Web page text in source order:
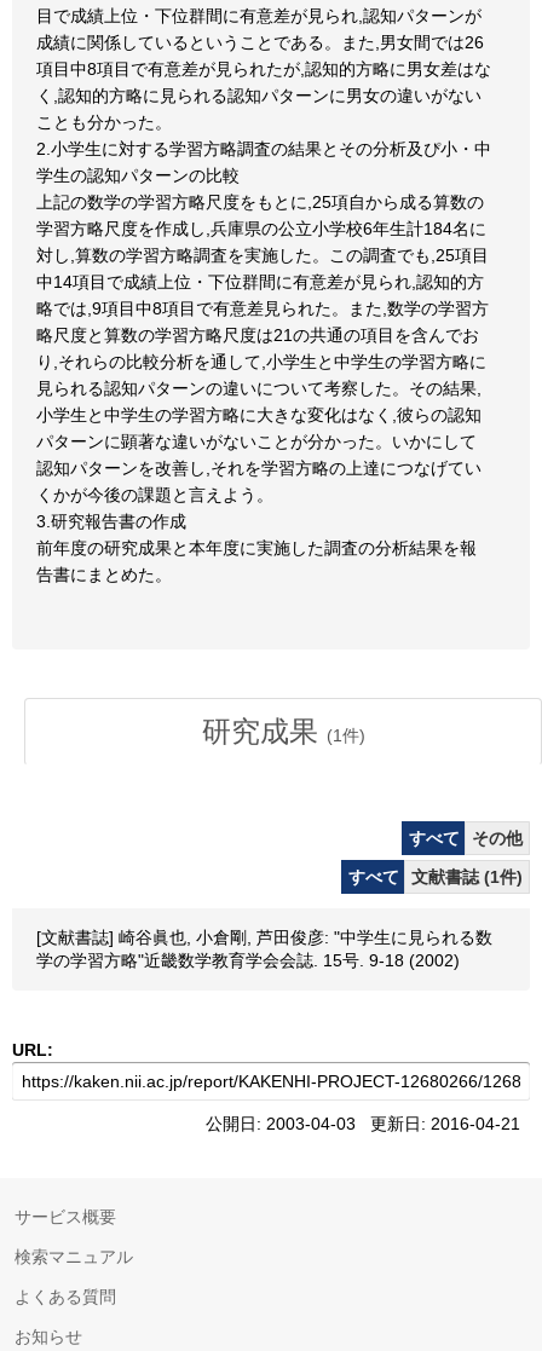
目で成績上位・下位群間に有意差が見られ,認知パターンが
成績に関係しているということである。また,男女間では26
項目中8項目で有意差が見られたが,認知的方略に男女差はな
く,認知的方略に見られる認知パターンに男女の違いがない
ことも分かった。
2.小学生に対する学習方略調査の結果とその分析及ぴ小・中
学生の認知パターンの比較
上記の数学の学習方略尺度をもとに,25項自から成る算数の
学習方略尺度を作成し,兵庫県の公立小学校6年生計184名に
対し,算数の学習方略調査を実施した。この調査でも,25項目
中14項目で成績上位・下位群間に有意差が見られ,認知的方
略では,9項目中8項目で有意差見られた。また,数学の学習方
略尺度と算数の学習方略尺度は21の共通の項目を含んでお
り,それらの比較分析を通して,小学生と中学生の学習方略に
見られる認知パターンの違いについて考察した。その結果,
小学生と中学生の学習方略に大きな変化はなく,彼らの認知
パターンに顕著な違いがないことが分かった。いかにして
認知パターンを改善し,それを学習方略の上達につなげてい
くかが今後の課題と言えよう。
3.研究報告書の作成
前年度の研究成果と本年度に実施した調査の分析結果を報
告書にまとめた。
研究成果 (1件)
すべて
その他
すべて
文献書誌 (1件)
[文献書誌] 崎谷眞也, 小倉剛, 芦田俊彦: "中学生に見られる数
学の学習方略"近畿数学教育学会会誌. 15号. 9-18 (2002)
URL:
公開日: 2003-04-03 更新日: 2016-04-21
サービス概要
検索マニュアル
よくある質問
お知らせ